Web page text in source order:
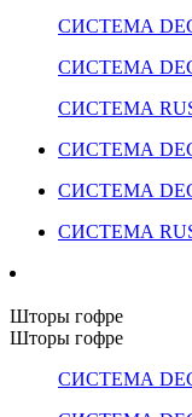
СИСТЕМА
СИСТЕМА
СИСТЕМА
СИСТЕМА
СИСТЕМА
СИСТЕМА
Шторы гофре
Шторы гофре
СИСТЕМА